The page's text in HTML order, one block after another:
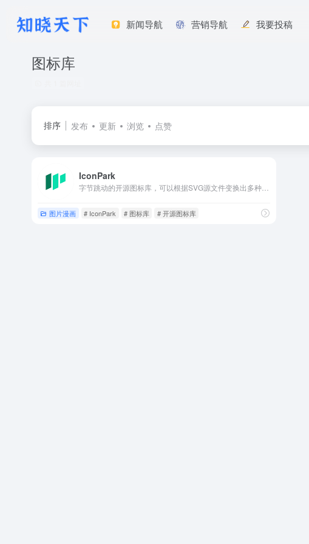
新闻导航 营销导航 我要投稿
图标库
排序 发布 更新 浏览 点赞
IconPark
图片漫画 # IconPark # 图标库 # 开源图标库